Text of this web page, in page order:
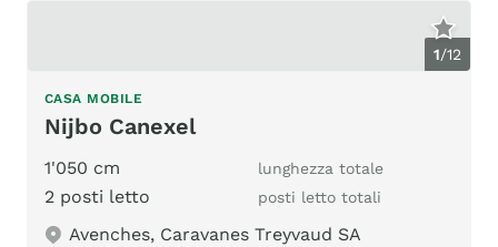
1/12
CASA MOBILE
Nijbo Canexel
1'050 cm lunghezza totale
2 posti letto posti letto totali
Avenches, Caravanes Treyvaud SA